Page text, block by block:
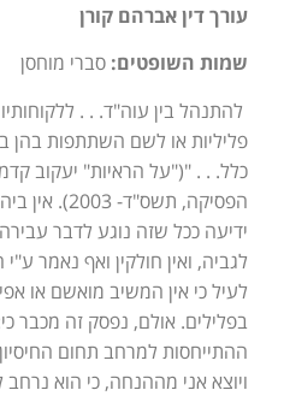
עורך דין אברהם קורן
שמות השופטים: סברי מוחסן
להתנהל בין עוה"ד. . .
פליליות או לשם השתתפות בהן
כלל. . . "("על הראיות" יעקוב
הפסיקה,
ידיעה ככל שזה נוגע לדבר
לגביה, ואין חולקין ואף נאמר
לעיל כי אין המשיב מואשם או
בפלילים. אולם, נפסק זה מכבר
ההתייחסות למרחב תחום החיסיון
ויוצא אני מההנחה, כי הוא נרחב